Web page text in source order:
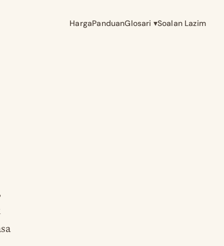
HargaPanduanGlosari ▾Soalan Lazim